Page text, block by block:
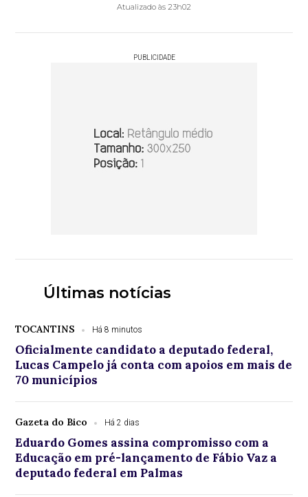
Atualizado às 23h02
PUBLICIDADE
Últimas notícias
TOCANTINS Há 8 minutos
Oficialmente candidato a deputado federal,
Lucas Campelo já conta com apoios em mais de
70 municípios
Gazeta do Bico Há 2 dias
Eduardo Gomes assina compromisso com a
Educação em pré-lançamento de Fábio Vaz a
deputado federal em Palmas